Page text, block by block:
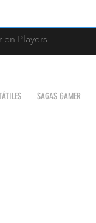
SAGAS GAMER